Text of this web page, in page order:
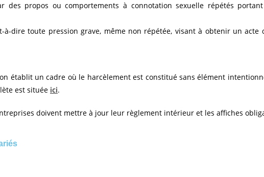
des propos ou comportements à connotation sexuelle répétés
à-dire toute pression grave, même non répétée, visant à obtenir un
établit un cadre où le harcèlement est constitué sans élément
est située ici.
doivent mettre à jour leur règlement intérieur et les affiches